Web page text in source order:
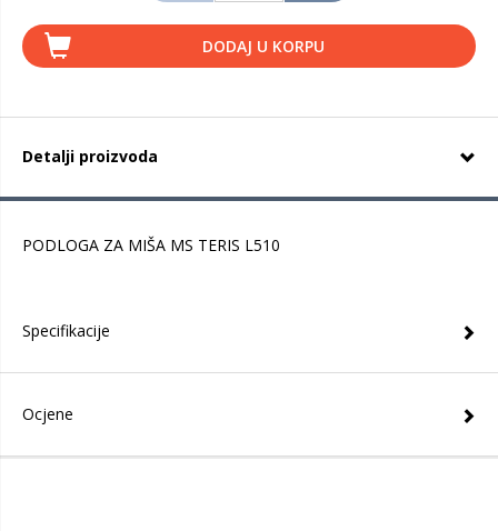
DODAJ U KORPU
Detalji proizvoda
PODLOGA ZA MIŠA MS TERIS L510
Specifikacije
Ocjene